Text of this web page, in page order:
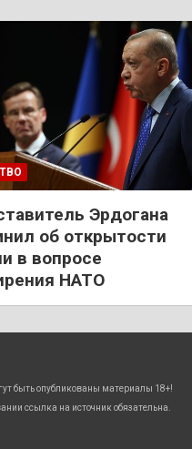
Эрдогана
об открытости
в вопросе
НАТО
быть опубликованы материалы 18+!
ссылка на источник обязательна.